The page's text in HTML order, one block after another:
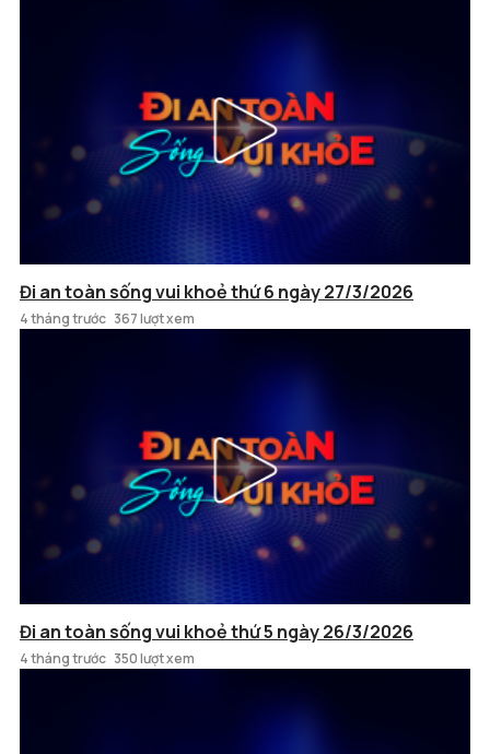
Đi an toàn sống vui khoẻ thứ 6 ngày 27/3/2026
4 tháng trước 367 lượt xem
Đi an toàn sống vui khoẻ thứ 5 ngày 26/3/2026
4 tháng trước 350 lượt xem